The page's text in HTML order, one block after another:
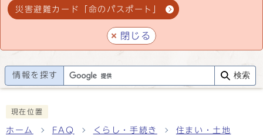
災害避難カード「命のパスポート」
閉じる
情報を探す 検索
現在位置
ホーム FAQ くらし・手続き 住まい・土地